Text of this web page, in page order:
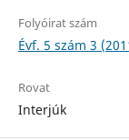
Folyóirat szám
Évf. 5 szám 3
Rovat
Interjúk